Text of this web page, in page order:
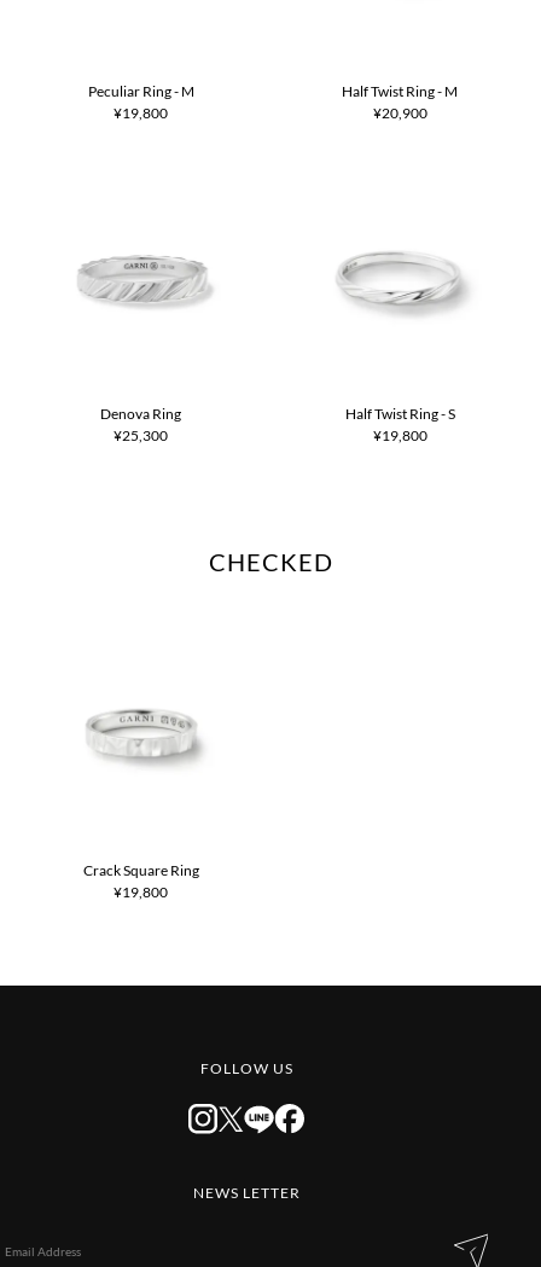
Peculiar Ring - M
¥19,800
Half Twist Ring - M
¥20,900
Denova Ring
¥25,300
Half Twist Ring - S
¥19,800
CHECKED
Crack Square Ring
¥19,800
FOLLOW US
NEWS LETTER